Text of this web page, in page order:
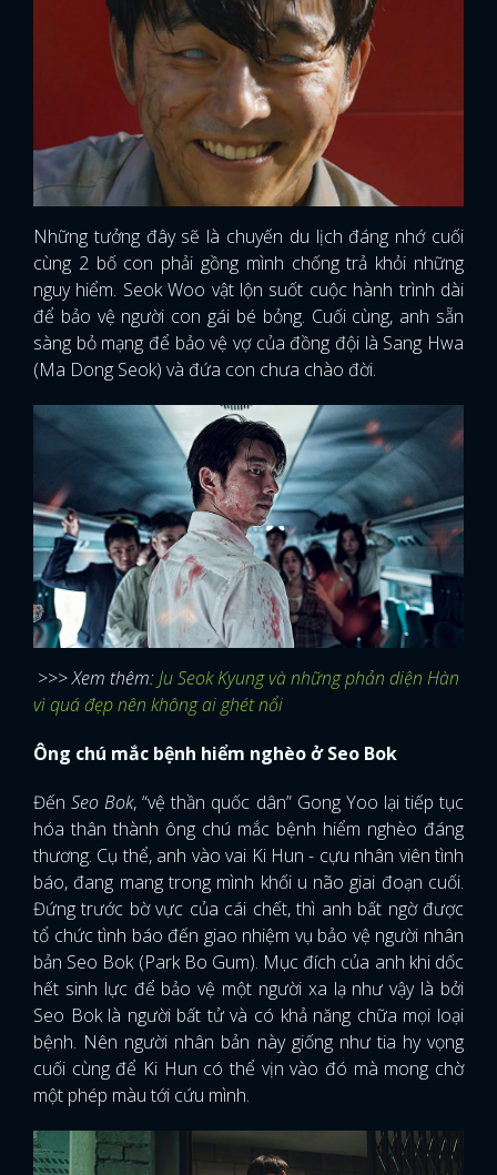
Những tưởng đây sẽ là chuyến du lịch đáng nhớ cuối
cùng 2 bố con phải gồng mình chống trả khỏi những
nguy hiểm. Seok Woo vật lộn suốt cuộc hành trình dài
để bảo vệ người con gái bé bỏng. Cuối cùng, anh sẵn
sàng bỏ mạng để bảo vệ vợ của đồng đội là Sang Hwa
(Ma Dong Seok) và đứa con chưa chào đời.
>>> Xem thêm:Ju Seok Kyung và những phản diện Hàn
vì quá đẹp nên không ai ghét nổi
Ông chú mắc bệnh hiểm nghèo ở Seo Bok
ĐếnSeo Bok, “vệ thần quốc dân” Gong Yoo lại tiếp tục
hóa thân thành ông chú mắc bệnh hiểm nghèo đáng
thương. Cụ thể, anh vào vai Ki Hun - cựu nhân viên tình
báo, đang mang trong mình khối u não giai đoạn cuối.
Đứng trước bờ vực của cái chết, thì anh bất ngờ được
tổ chức tình báo đến giao nhiệm vụ bảo vệ người nhân
bản Seo Bok (Park Bo Gum). Mục đích của anh khi dốc
hết sinh lực để bảo vệ một người xa lạ như vậy là bởi
Seo Bok là người bất tử và có khả năng chữa mọi loại
bệnh. Nên người nhân bản này giống như tia hy vọng
cuối cùng để Ki Hun có thể vịn vào đó mà mong chờ
một phép màu tới cứu mình.